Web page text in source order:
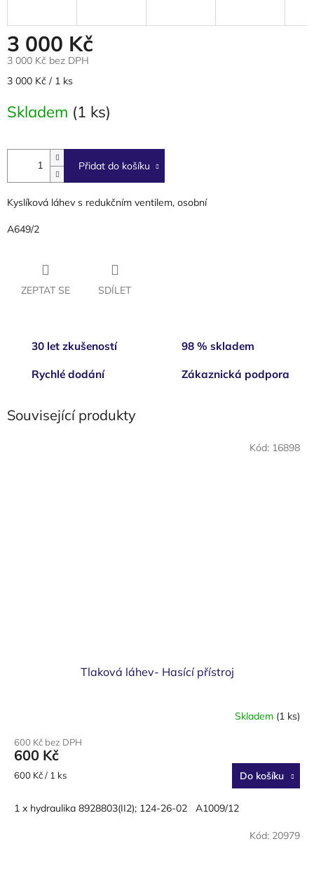
3 000 Kč
3 000 Kč bez DPH
Měrná
3 000 Kč / 1 ks
Skladem (1 ks)
Přidat do košíku
Kyslíková láhev s redukčním ventilem, osobní
A649/2
ZEPTAT SE SDÍLET
30 let zkušeností 98 % skladem
Rychlé dodání Zákaznická podpora
Související produkty
Tlaková láhev- Hasící přístroj
Skladem (1 ks)
600 Kč bez DPH
600 Kč
Měrná
600 Kč / 1 ks Do košíku
1 x hydraulika 8928803(II2); 124-26-02 A1009/12
Kód: 16898
Kód: 20979